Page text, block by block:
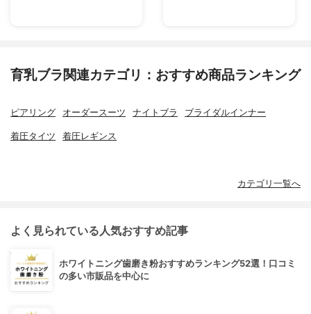
育乳ブラ関連カテゴリ：おすすめ商品ランキング
ピアリング オーダースーツ ナイトブラ ブライダルインナー
着圧タイツ 着圧レギンス
カテゴリ一覧へ
よく見られている人気おすすめ記事
ホワイトニング歯磨き粉おすすめランキング52選！口コミ
の多い市販品を中心に